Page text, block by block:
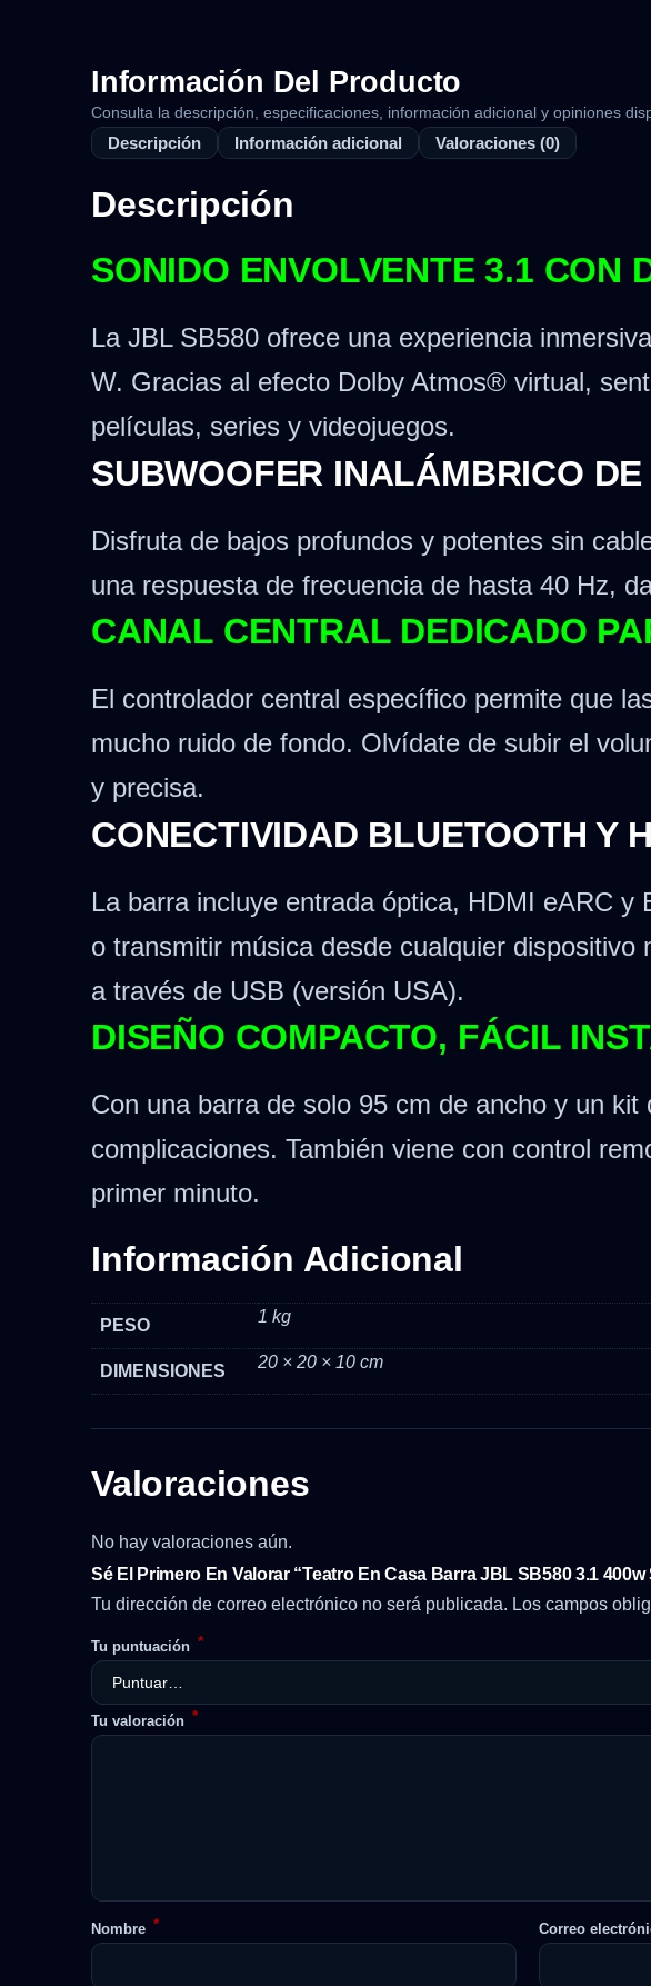
Información Del Producto
Consulta la descripción, especificaciones, información adicional y opiniones
Descripción Información adicional Valoraciones (0)
Descripción
SONIDO ENVOLVENTE 3.1 CON
La JBL SB580 ofrece una experiencia
W. Gracias al efecto Dolby Atmos® virtual,
películas, series y videojuegos.
SUBWOOFER INALÁMBRICO
Disfruta de bajos profundos y potentes sin
una respuesta de frecuencia de hasta 40 Hz,
CANAL CENTRAL DEDICADO
El controlador central específico permite que
mucho ruido de fondo. Olvídate de subir el
y precisa.
CONECTIVIDAD BLUETOOTH Y
La barra incluye entrada óptica, HDMI eARC
o transmitir música desde cualquier
a través de USB (versión USA).
DISEÑO COMPACTO, FÁCIL
Con una barra de solo 95 cm de ancho y un
complicaciones. También viene con control
primer minuto.
Información Adicional
PESO 1 kg
DIMENSIONES 20 × 20 × 10 cm
Valoraciones
No hay valoraciones aún.
Sé El Primero En Valorar “Teatro En Casa Barra JBL SB580 3.1
Tu dirección de correo electrónico no será publicada. Los campos
Tu puntuación *
Tu valoración *
Nombre * Correo